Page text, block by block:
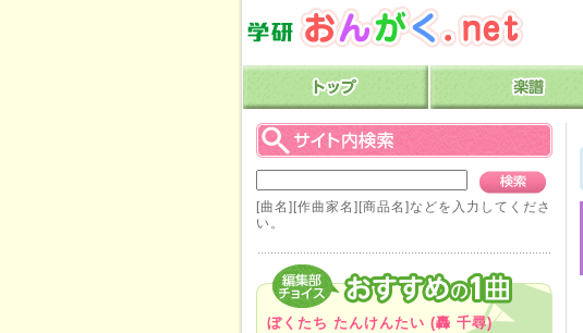
[曲名][作曲家名][商品名]などを入力してくださ
い。
ぼくたち たんけんたい (轟 千尋)